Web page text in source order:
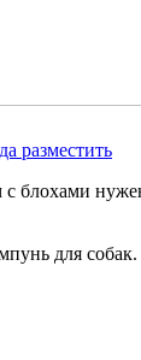
разместить
блохами
для